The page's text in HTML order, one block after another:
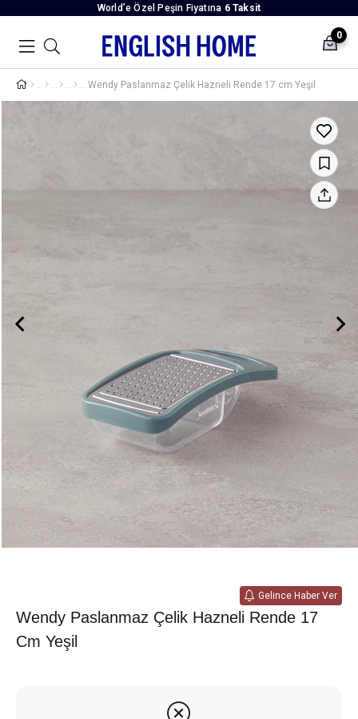
World’e Özel Peşin Fiyatına 6 Taksit
0
Wendy Paslanmaz Çelik Hazneli Rende 17 cm Yeşil
Gelince Haber Ver
Wendy Paslanmaz Çelik Hazneli Rende 17
Cm Yeşil